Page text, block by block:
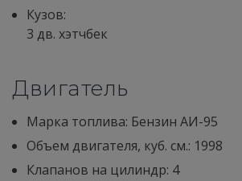
Кузов:
3 дв. хэтчбек
Двигатель
Марка топлива: Бензин АИ-95
Объем двигателя, куб. см.: 1998
Клапанов на цилиндр: 4